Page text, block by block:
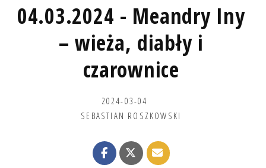
04.03.2024 - Meandry Iny
– wieża, diabły i
czarownice
2024-03-04
SEBASTIAN ROSZKOWSKI